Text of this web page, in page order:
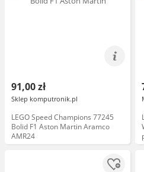
91,00 zł
Sklep komputronik.pl
LEGO Speed Champions 77245
Bolid F1 Aston Martin Aramco
AMR24